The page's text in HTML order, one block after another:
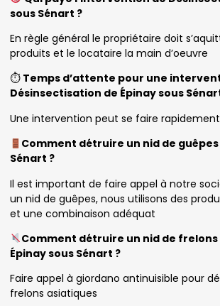
sous Sénart ?
En règle général le propriétaire doit
produits et le locataire la main d’oeuvre
⏱ Temps d’attente pour une
Désinsectisation de Épinay sous
Une intervention peut se faire
Comment détruire un nid de guêpes
Sénart ?
Il est important de faire appel à notre
un nid de guêpes, nous utilisons des
et une combinaison adéquat
Comment détruire un nid de
Épinay sous Sénart ?
Faire appel à giordano antinuisible pour
frelons asiatiques